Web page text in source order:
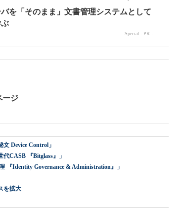
ージ
Device Control」
CASB 『Bitglass』」
『Identity Governance & Administration』」
を拡大